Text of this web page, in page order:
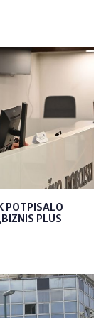
POTPISALO
PLUS